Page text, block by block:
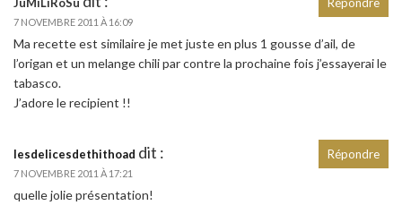
7 NOVEMBRE 2011 À 16:09
Ma recette est similaire je met juste en plus 1 gousse d’ail, de
l’origan et un melange chili par contre la prochaine fois j’essayerai le
tabasco.
J’adore le recipient !!
lesdelicesdethithoad dit :
7 NOVEMBRE 2011 À 17:21
quelle jolie présentation!
Répondre